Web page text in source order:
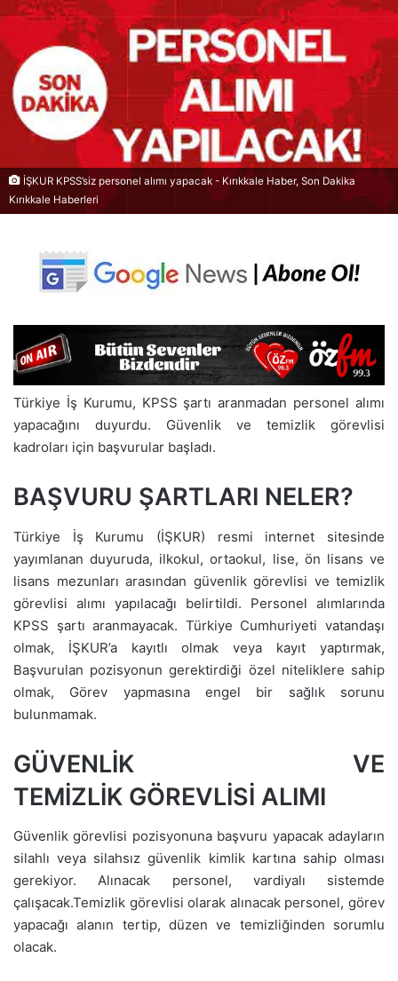
İŞKUR KPSS’siz personel alımı yapacak - Kırıkkale Haber, Son Dakika
Kırıkkale Haberleri
Türkiye İş Kurumu, KPSS şartı aranmadan personel alımı
yapacağını duyurdu. Güvenlik ve temizlik görevlisi
kadroları için başvurular başladı.
BAŞVURU ŞARTLARI NELER?
Türkiye İş Kurumu (İŞKUR) resmi internet sitesinde
yayımlanan duyuruda, ilkokul, ortaokul, lise, ön lisans ve
lisans mezunları arasından güvenlik görevlisi ve temizlik
görevlisi alımı yapılacağı belirtildi. Personel alımlarında
KPSS şartı aranmayacak. Türkiye Cumhuriyeti vatandaşı
olmak, İŞKUR’a kayıtlı olmak veya kayıt yaptırmak,
Başvurulan pozisyonun gerektirdiği özel niteliklere sahip
olmak, Görev yapmasına engel bir sağlık sorunu
bulunmamak.
GÜVENLİK VE
TEMİZLİK GÖREVLİSİ ALIMI
Güvenlik görevlisi pozisyonuna başvuru yapacak adayların
silahlı veya silahsız güvenlik kimlik kartına sahip olması
gerekiyor. Alınacak personel, vardiyalı sistemde
çalışacak.Temizlik görevlisi olarak alınacak personel, görev
yapacağı alanın tertip, düzen ve temizliğinden sorumlu
olacak.